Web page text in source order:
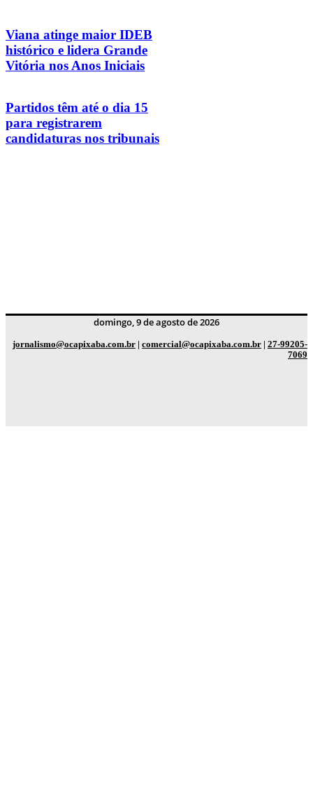
Viana atinge maior IDEB
histórico e lidera Grande
Vitória nos Anos Iniciais
Partidos têm até o dia 15
para registrarem
candidaturas nos tribunais
domingo, 9 de agosto de 2026
jornalismo@ocapixaba.com.br | comercial@ocapixaba.com.br | 27-99205-
7069